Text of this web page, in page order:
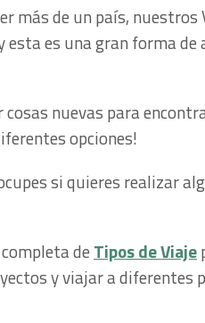
más de un país, nuestros
es una gran forma de
nuevas para
opciones!
si quieres realizar
de Tipos de Viaje
y viajar a diferentes